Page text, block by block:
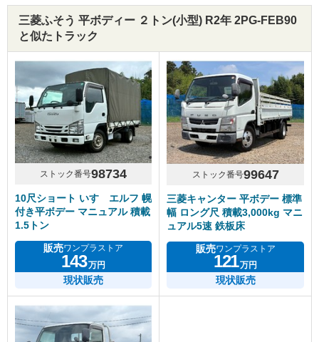
三菱ふそう 平ボディー ２トン(小型) R2年 2PG-FEB90
と似たトラック
ストック番号98734
10尺ショート いすゞエルフ 幌
付き平ボデー マニュアル 積載
1.5トン
販売ワンプラストア
143万円
現状販売
ストック番号99647
三菱キャンター 平ボデー 標準
幅 ロング尺 積載3,000kg マニ
ュアル5速 鉄板床
販売ワンプラストア
121万円
現状販売